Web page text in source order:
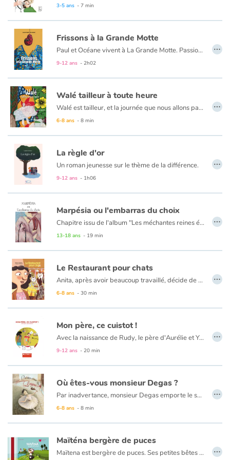
3-5 ans - 7 min
Frissons à la Grande Motte
Paul et Océane vivent à La Grande Motte. Passionnés de biologie marine, ils ont installé un labo dans le vieil hôpital du Boucanet. C’est la “Plank”. Mais depuis quelque temps, leur existence bascule dans l’angoisse. Comme si « la bande à Bryan » ne suffisait pas à pourrir leurs journées, des évènements étranges se produisent au point de mettre leur vie en danger.
9-12 ans - 2h02
…
Walé tailleur à toute heure
Walé est tailleur, et la journée que nous allons passer avec lui s’annonce chargée en visites et en travaux : demain c’est le mariage de Issouf son ami le tapissier. Ah ! j’oubliais, il y a en plus la finale des petits footballeurs du quartier qui méritent bien un maillot tout neuf pour l’occasion.
6-8 ans - 8 min
…
La règle d'or
Un roman jeunesse sur le thème de la différence.
À travers le portrait de cet enfant libre et généreux, ce roman permet de sensibiliser le lecteur aux notions de respect, de tolérance et d'entraide, et de faire réfléchir sur des sujets d'actualité tels que l'homoparentalité, les relations familiales ou encore les inégalités sociales.
9-12 ans - 1h06
…
Marpésia ou l'embarras du choix
Chapitre issu de l'album "Les méchantes reines étaient-elles de gentilles princesses ?" de Grégoire Kocjan et Léo Méar
-Miroir, mon beau miroir, dis-moi quelles sont les plus belles histoires de princesses...
13-18 ans - 19 min
…
Le Restaurant pour chats
Anita, après avoir beaucoup travaillé, décide de réaliser le rêve de sa vie : ouvrir un restaurant pour chats. Tous les matous très huppés des environs se retrouvent avec leurs maîtresses dans ce lieu tendance pour déguster une cuisine raffinée. Mais un jour, un affreux bonhomme, sale et mal élevé, squatte un garage abandonné, juste en face du restaurant chic d’Anita, et semble mijoter une bien étrange affaire… Pour Anita les ennuis ne font que commencer.
6-8 ans - 30 min
…
Mon père, ce cuistot !
Avec la naissance de Rudy, le père d'Aurélie et Yannis a décidé de prendre un congé parental. Maintenant il passe beaucoup de temps à la maison et parfois c'est bien embêtant. En plus, il se passionne pour la cuisine et décide de participer à l'émission Star en Toque ! Est-ce le début des ennuis ?
9-12 ans - 20 min
…
Où êtes-vous monsieur Degas ?
Par inadvertance, monsieur Degas emporte le sac d'une danseuse à la place du sien. En essayant de le retrouver, celle-ci va rencontrer tour à tour Caillebotte, Monnet, Renoir et Mary Cassatt.
6-8 ans - 8 min
…
Maïténa bergère de puces
Maïtena est bergère de puces. Ses petites bêtes se sont échappées : vite ! Elle doit les retrouver pour les confier à Pustule, le dresseur de puces. Mais cela s’avère plus difficile qu’elle ne le pensait... …